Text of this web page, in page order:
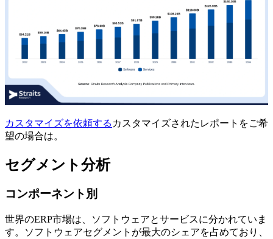
カスタマイズを依頼する カスタマイズされたレポートをご希
望の場合は。
セグメント分析
コンポーネント別
世界のERP市場は、ソフトウェアとサービスに分かれていま
す。ソフトウェアセグメントが最大のシェアを占めており、